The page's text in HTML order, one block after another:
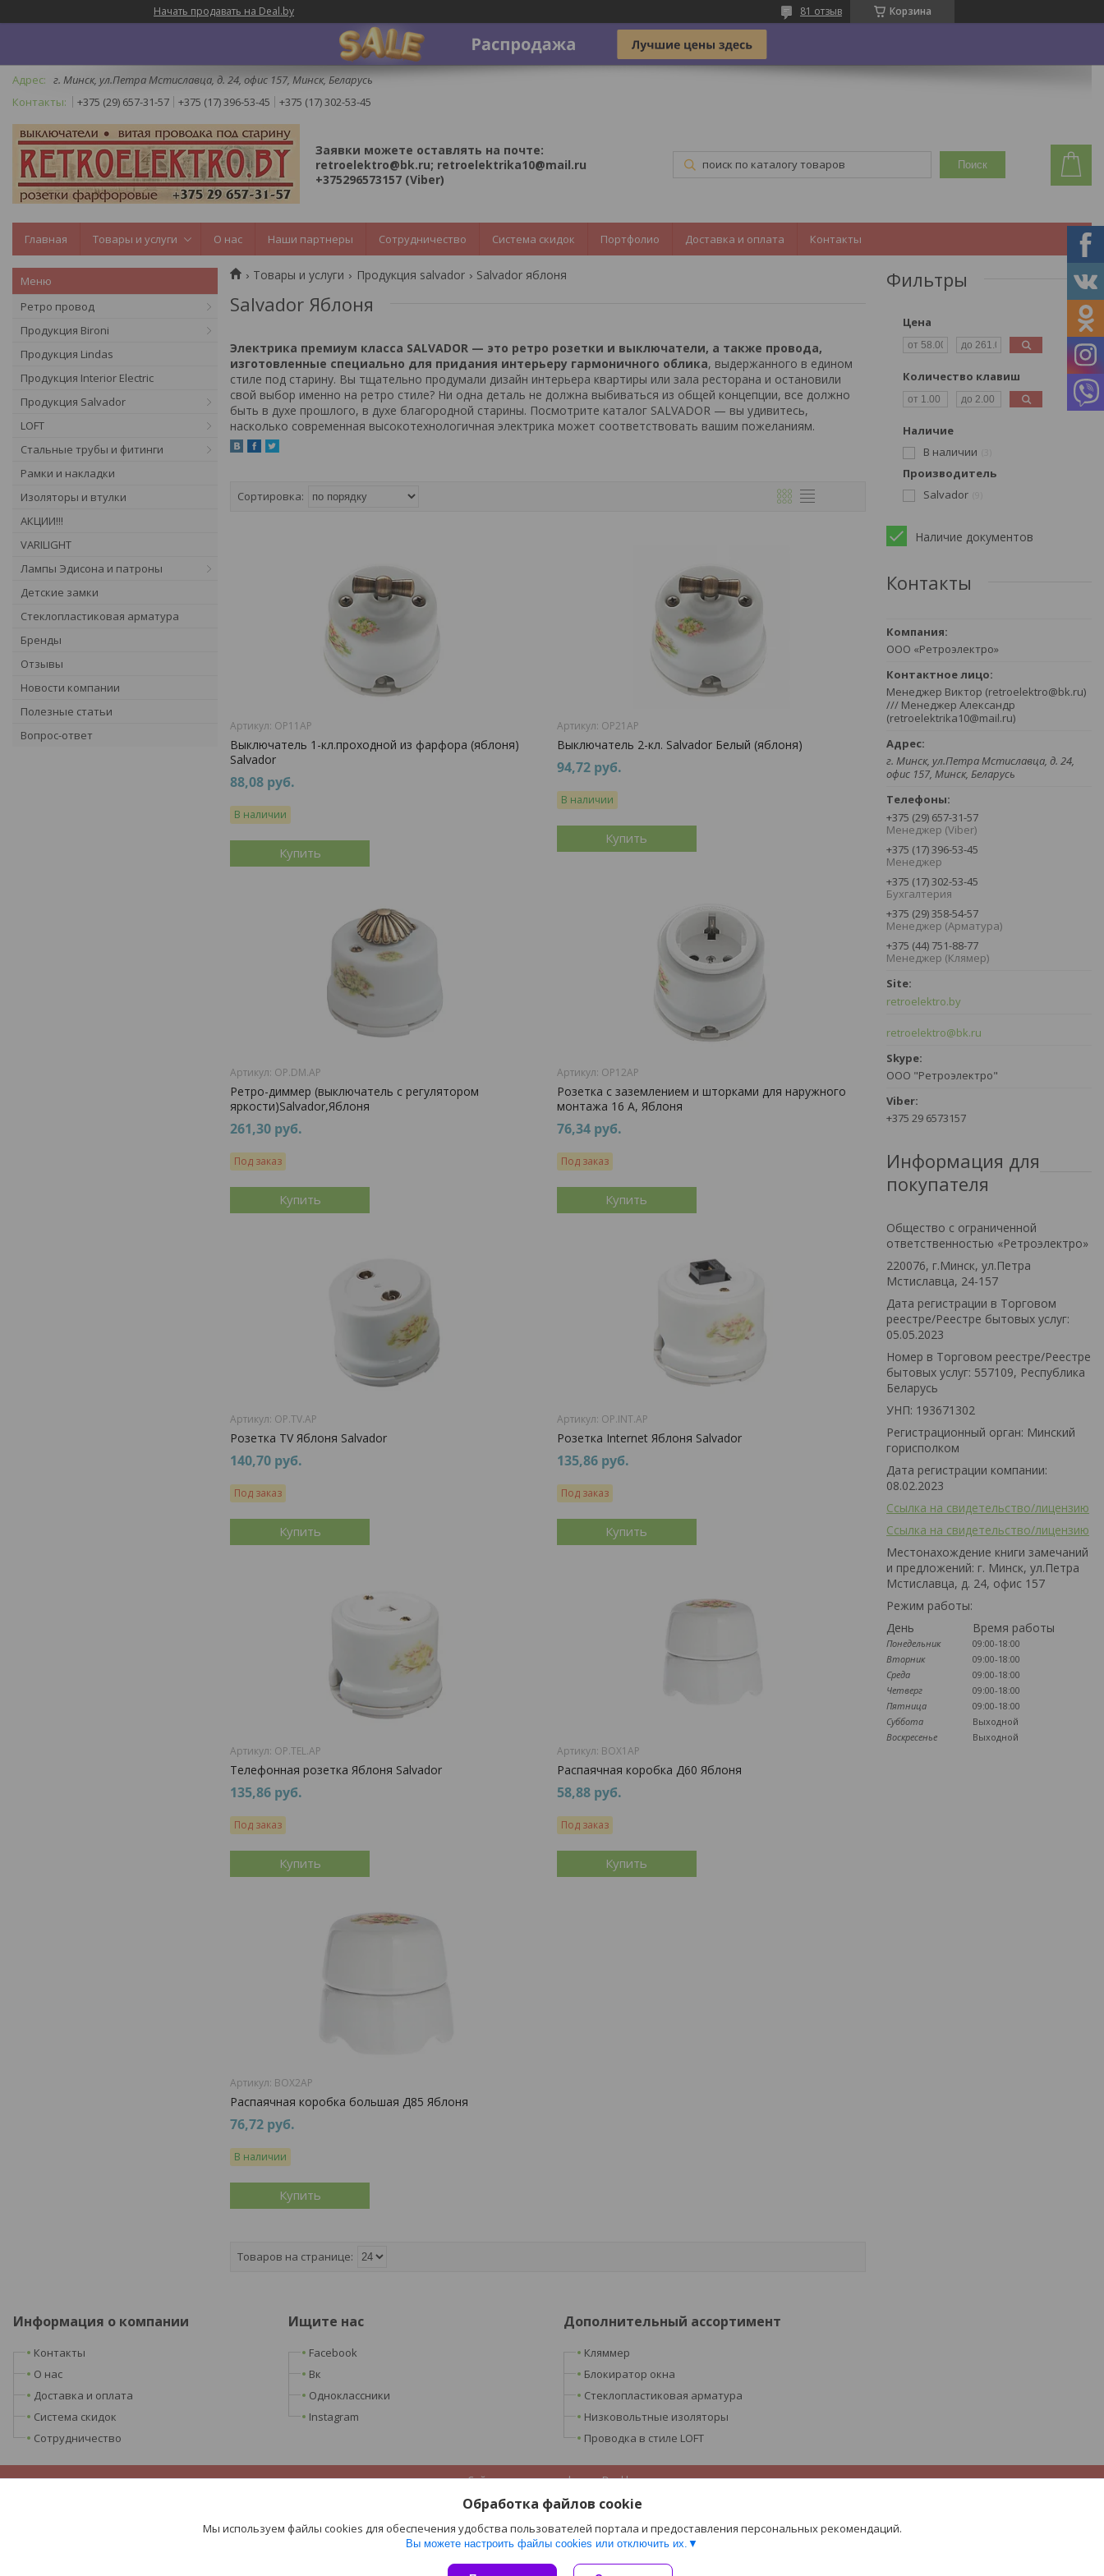
Начать продавать на Deal.by Корзина
81 отзыв
г. Минск, ул.Петра Мстиславца, д. 24, офис 157, Минск, Беларусь
+375 (29) 657-31-57
+375 (17) 396-53-45 +375 (17) 302-53-45
Заявки можете оставлять на почте:
retroelektro@bk.ru; retroelektrika10@mail.ru
+375296573157 (Viber)
Поиск
Главная Товары и услуги О нас Наши партнеры Сотрудничество Система скидок Портфолио Доставка и оплата Контакты
Ретро провод
Продукция Bironi
Продукция Lindas
Продукция Interior Electric
Продукция Salvador
LOFT
Стальные трубы и фитинги
Рамки и накладки
Изоляторы и втулки
АКЦИИ!!!
VARILIGHT
Лампы Эдисона и патроны
Детские замки
Стеклопластиковая арматура
Бренды
Отзывы
Новости компании
Полезные статьи
Вопрос-ответ
Товары и услуги Продукция salvador Salvador яблоня
Salvador Яблоня
Электрика премиум класса SALVADOR — это ретро розетки и выключатели, а также провода,
изготовленные специально для придания интерьеру гармоничного облика, выдержанного в едином
стиле под старину. Вы тщательно продумали дизайн интерьера квартиры или зала ресторана и остановили
свой выбор именно на ретро стиле? Ни одна деталь не должна выбиваться из общей концепции, все должно
быть в духе прошлого, в духе благородной старины. Посмотрите каталог SALVADOR — вы удивитесь,
насколько современная высокотехнологичная электрика может соответствовать вашим пожеланиям.
OP11AP
Выключатель 1-кл.проходной из фарфора (яблоня)
Salvador
88,08 руб.
В наличии
Купить
OP21AP
Выключатель 2-кл. Salvador Белый (яблоня)
94,72 руб.
В наличии
Купить
OP.DM.AP
Ретро-диммер (выключатель с регулятором
яркости)Salvador,Яблоня
261,30 руб.
Под заказ
Купить
OP12AP
Розетка с заземлением и шторками для наружного
монтажа 16 А, Яблоня
76,34 руб.
Под заказ
Купить
OP.TV.AP
Розетка TV Яблоня Salvador
140,70 руб.
Под заказ
Купить
OP.INT.AP
Розетка Internet Яблоня Salvador
135,86 руб.
Под заказ
Купить
OP.TEL.AP
Телефонная розетка Яблоня Salvador
135,86 руб.
Под заказ
Купить
ВОХ1AP
Распаячная коробка Д60 Яблоня
58,88 руб.
Под заказ
Купить
BOX2AP
Распаячная коробка большая Д85 Яблоня
76,72 руб.
В наличии
Купить
Фильтры
Цена
Количество клавиш
Наличие
В наличии
Производитель
Salvador
Наличие документов
Контакты
ООО «Ретроэлектро»
Менеджер Виктор (retroelektro@bk.ru)
/// Менеджер Александр
(retroelektrika10@mail.ru)
г. Минск, ул.Петра Мстиславца, д. 24,
офис 157, Минск, Беларусь
+375 (29) 657-31-57
Менеджер (Viber)
+375 (17) 396-53-45
Менеджер
+375 (17) 302-53-45
Бухгалтерия
+375 (29) 358-54-57
Менеджер (Арматура)
+375 (44) 751-88-77
Менеджер (Клямер)
retroelektro.by
retroelektro@bk.ru
ООО "Ретроэлектро"
+375 29 6573157
Информация для
покупателя
Общество с ограниченной
ответственностью «Ретроэлектро»
220076, г.Минск, ул.Петра
Мстиславца, 24-157
Дата регистрации в Торговом
реестре/Реестре бытовых услуг:
05.05.2023
Номер в Торговом реестре/Реестре
бытовых услуг: 557109, Республика
Беларусь
УНП: 193671302
Регистрационный орган: Минский
горисполком
Дата регистрации компании:
08.02.2023
Ссылка на свидетельство/лицензию
Ссылка на свидетельство/лицензию
Местонахождение книги замечаний
и предложений: г. Минск, ул.Петра
Мстиславца, д. 24, офис 157
Режим работы:
День
Время работы
Понедельник
09:00-18:00
Вторник
09:00-18:00
Среда
09:00-18:00
Четверг
09:00-18:00
Пятница
09:00-18:00
Суббота
Выходной
Воскресенье
Выходной
Информация о компании
Контакты
О нас
Доставка и оплата
Система скидок
Сотрудничество
Ищите нас
Facebook
Вк
Одноклассники
Instagram
Дополнительный ассортимент
Кляммер
Блокиратор окна
Стеклопластиковая арматура
Низковольтные изоляторы
Проводка в стиле LOFT
Сайт создан на платформе Deal.by
Политика обработки файлов cookies
Обработка файлов cookie
Мы используем файлы cookies для обеспечения удобства пользователей портала и предоставления персональных рекомендаций.
Вы можете настроить файлы cookies или отключить их.
ООО «Ретроэлектро» |Пожаловаться на контент
Select Language▼